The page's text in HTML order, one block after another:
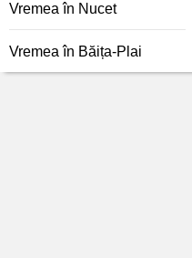
Vremea în Nucet
Vremea în Băița-Plai